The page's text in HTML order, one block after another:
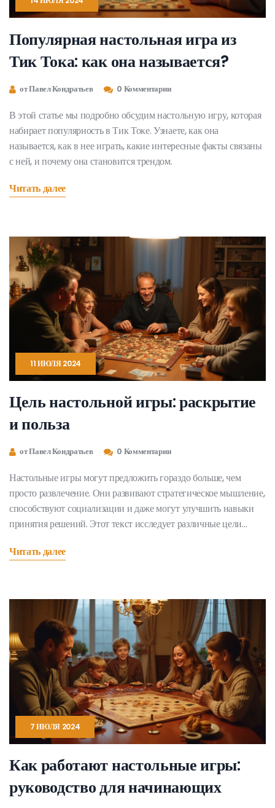
Популярная настольная игра из
Тик Тока: как она называется?
от Павел Кондратьев 0 Комментарии
В этой статье мы подробно обсудим настольную игру, которая
набирает популярность в Тик Токе. Узнаете, как она
называется, как в нее играть, какие интересные факты связаны
с ней, и почему она становится трендом.
Читать далее
11 ИЮЛЯ 2024
Цель настольной игры: раскрытие
и польза
от Павел Кондратьев 0 Комментарии
Настольные игры могут предложить гораздо больше, чем
просто развлечение. Они развивают стратегическое мышление,
способствуют социализации и даже могут улучшить навыки
принятия решений. Этот текст исследует различные цели
подходящей игры для разных ситуаций.
Читать далее
7 ИЮЛЯ 2024
Как работают настольные игры:
руководство для начинающих